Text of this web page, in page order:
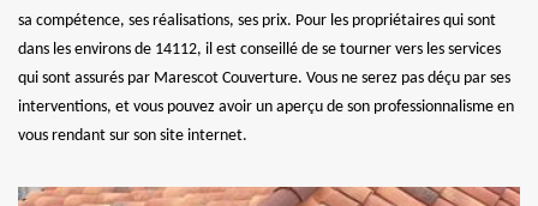
sa compétence, ses réalisations, ses prix. Pour les propriétaires qui sont
dans les environs de 14112, il est conseillé de se tourner vers les services
qui sont assurés par Marescot Couverture. Vous ne serez pas déçu par ses
interventions, et vous pouvez avoir un aperçu de son professionnalisme en
vous rendant sur son site internet.